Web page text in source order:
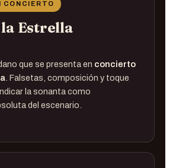
CONCIERTO
la Estrella
que se presenta en concierto
. Falsetas, composición y toque
la sonanta como
del escenario.
la Estrella